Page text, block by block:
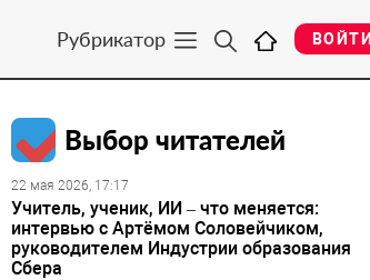
Рубрикатор ВОЙТИ
Выбор читателей
22 мая 2026, 17:17
Учитель, ученик, ИИ – что меняется:
интервью с Артёмом Соловейчиком,
руководителем Индустрии образования
Сбера